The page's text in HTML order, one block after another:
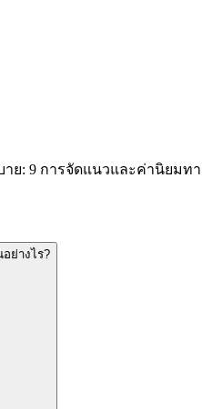
าย: 9 การจัดแนวและค่านิยมท
ย่างไร?